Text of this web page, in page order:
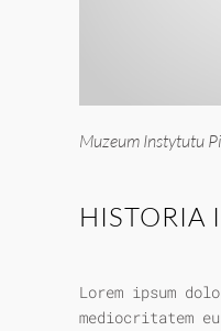
Muzeum Instytutu
HISTORIA
Lorem ipsum
mediocritatem